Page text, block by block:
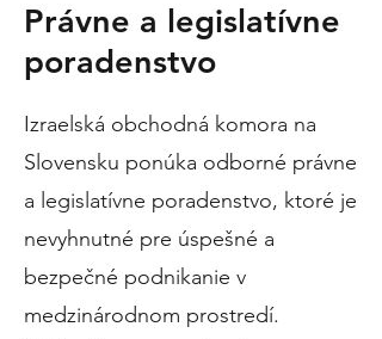
Právne a legislatívne
poradenstvo
Izraelská obchodná komora na
Slovensku ponúka odborné právne
a legislatívne poradenstvo, ktoré je
nevyhnutné pre úspešné a
bezpečné podnikanie v
medzinárodnom prostredí.